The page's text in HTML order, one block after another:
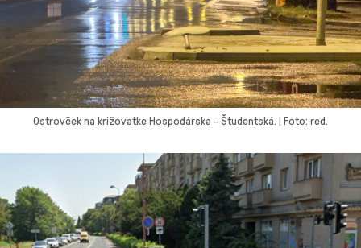
Ostrovček na križovatke Hospodárska - Študentská. | Foto: red.